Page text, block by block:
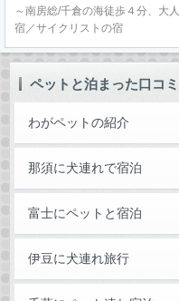
～南房総/千倉の海徒歩４分、大
宿／サイクリストの宿
ペットと泊まった口コミ
わがペットの紹介
那須に犬連れで宿泊
富士にペットと宿泊
伊豆に犬連れ旅行